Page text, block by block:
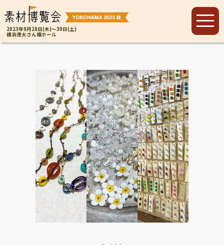
2023年9月28日(木)～30日(土)
横浜港大さん橋ホール